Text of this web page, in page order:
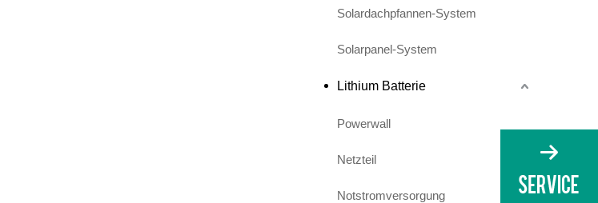
Solardachpfannen-System
Solarpanel-System
Lithium Batterie
Powerwall
Netzteil
Notstromversorgung